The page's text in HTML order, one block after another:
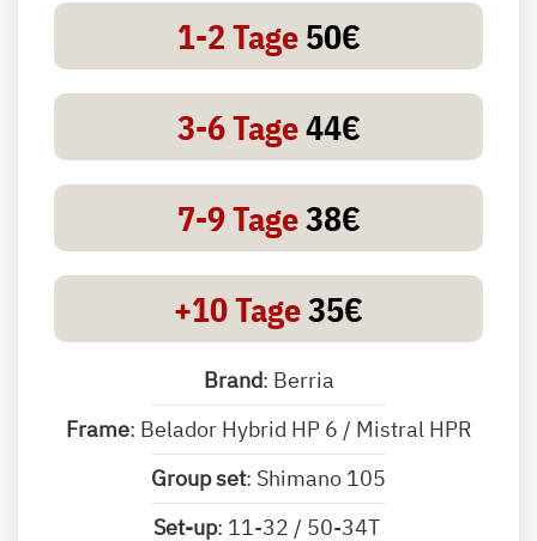
1-2 Tage50€
3-6 Tage44€
7-9 Tage38€
+10 Tage35€
Brand: Berria
Frame: Belador Hybrid HP 6 / Mistral HPR
Group set: Shimano 105
Set-up: 11-32 / 50-34T